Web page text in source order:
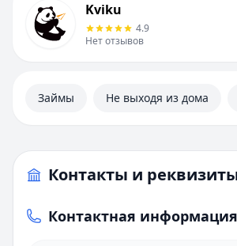
ИнформацияKviku
4.9
Нет отзывов
Займы Не выходя из дома
Контакты и
Контактная информация